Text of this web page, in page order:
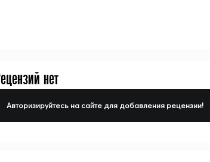
нет
Авторизируйтесь на сайте для добавления рецензии!